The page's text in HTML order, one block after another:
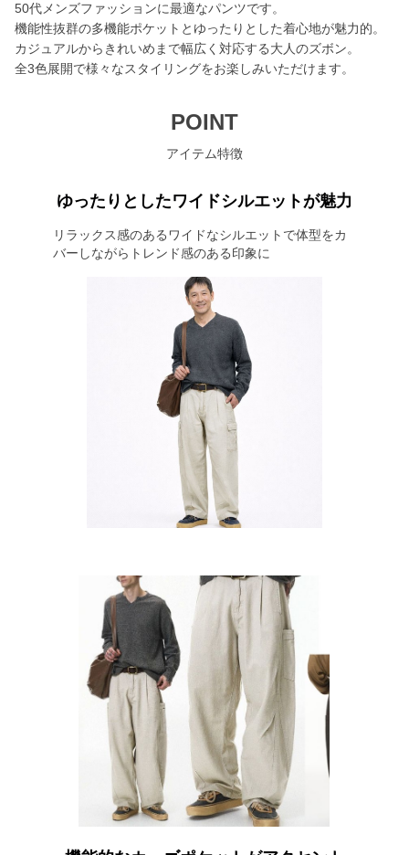
50代メンズファッションに最適なパンツです。
機能性抜群の多機能ポケットとゆったりとした着心地が魅力的。
カジュアルからきれいめまで幅広く対応する大人のズボン。
全3色展開で様々なスタイリングをお楽しみいただけます。
POINT
アイテム特徴
ゆったりとしたワイドシルエットが魅力
リラックス感のあるワイドなシルエットで体型をカ
バーしながらトレンド感のある印象に